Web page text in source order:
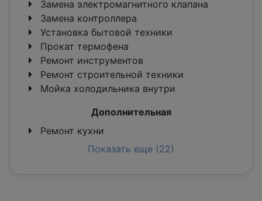
Замена электромагнитного клапана
Замена контроллера
Установка бытовой техники
Прокат термофена
Ремонт инструментов
Ремонт строительной техники
Мойка холодильника внутри
Дополнительная
Ремонт кухни
Показать еще (22)